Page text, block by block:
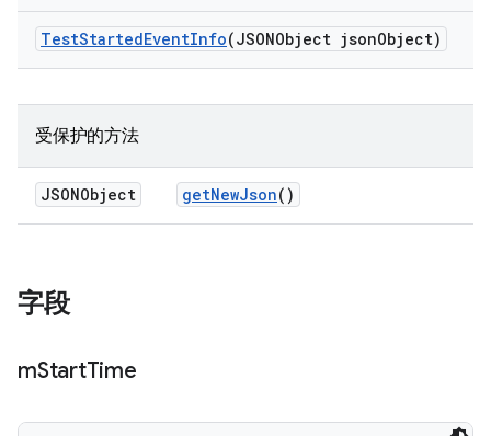
TestStartedEventInfo(JSONObject jsonObject)
受保护的方法
JSONObject getNewJson()
字段
mStartTime